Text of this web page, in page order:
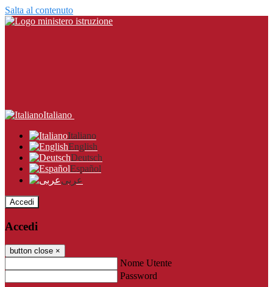
Salta al contenuto
Italiano
Italiano
English
Deutsch
Español
عربى
Accedi
Accedi
button close ×
Nome Utente
Password